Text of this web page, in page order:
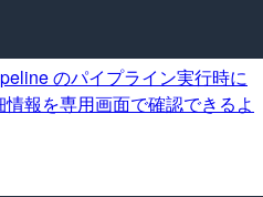
のパイプライン実行時に
報を専用画面で確認できるよ